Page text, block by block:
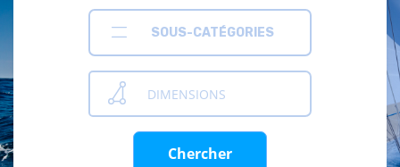
SOUS-CATÉGORIES
DIMENSIONS
Chercher